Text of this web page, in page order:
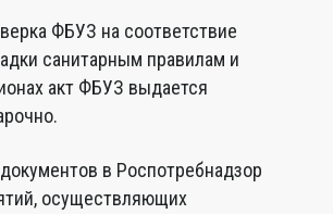
ФБУЗ на соответствие
санитарным правилам и
акт ФБУЗ выдается
в Роспотребнадзор
осуществляющих